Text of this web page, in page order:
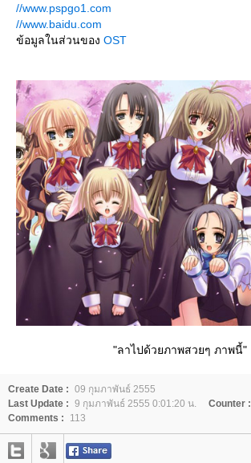
//www.pspgo1.com
//www.baidu.com
ข้อมูลในส่วนของ OST
"ลาไปด้วยภาพสวยๆ ภาพนี้"
Create Date : 09 กุมภาพันธ์ 2555
Last Update : 9 กุมภาพันธ์ 2555 0:01:20 น. Counter :
Comments :
113